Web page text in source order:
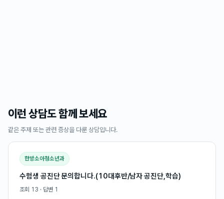
이런 상담도 함께 보세요
같은 주제 또는 관련 증상을 다룬 상담입니다.
한방소아청소년과
수험생 공진단 문의합니다.(10대후반/남자 공진단,학습)
조회 13 · 답변 1